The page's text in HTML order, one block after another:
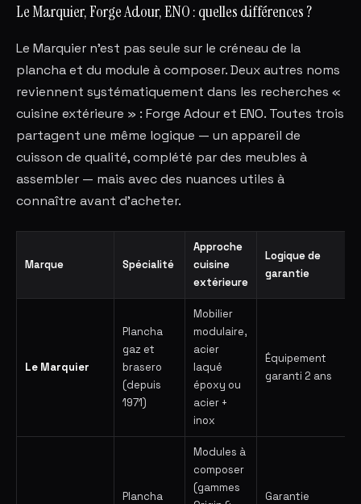
Le Marquier, Forge Adour, ENO : quelles différences ?
Le Marquier n'est pas seule sur le créneau de la
plancha et du module à composer. Deux autres noms
reviennent systématiquement dans les recherches «
cuisine extérieure » : Forge Adour et ENO. Toutes trois
partagent une même logique — un appareil de
cuisson de qualité, complété par des meubles à
assembler — mais avec des nuances utiles à
connaître avant d'acheter.
Marque Spécialité
Approche
cuisine
extérieure
Logique de
garantie
Le Marquier
Plancha
gaz et
brasero
(depuis
1971)
Mobilier
modulaire,
acier
laqué
époxy ou
acier +
inox
Équipement
garanti 2 ans
Plancha
Modules à
composer
(gammes
Garantie